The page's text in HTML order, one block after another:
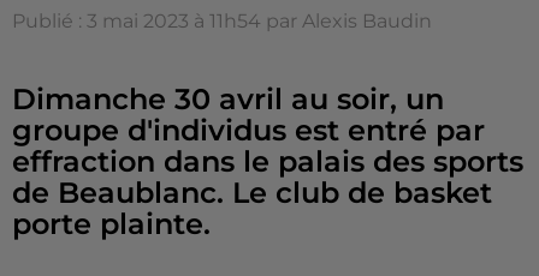
Publié : 3 mai 2023 à 11h54 par Alexis Baudin
Dimanche 30 avril au soir, un
groupe d'individus est entré par
effraction dans le palais des sports
de Beaublanc. Le club de basket
porte plainte.